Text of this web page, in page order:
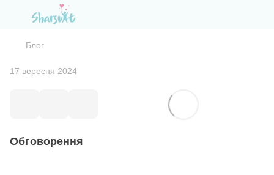
Блог
17 вересня 2024
Обговорення